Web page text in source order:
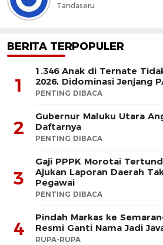
Tandaseru
BERITA TERPOPULER
1
1.346 Anak di Ternate
2026, Didominasi Jenjang
PENTING DIBACA
2
Gubernur Maluku Utara
Daftarnya
PENTING DIBACA
3
Gaji PPPK Morotai
Ajukan Laporan Daerah
Pegawai
PENTING DIBACA
4
Pindah Markas ke
Resmi Ganti Nama Jadi
RUPA-RUPA